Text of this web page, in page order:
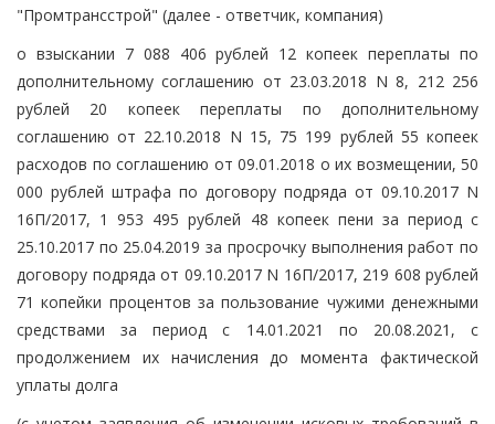
"Промтрансстрой" (далее - ответчик, компания)
о взыскании 7 088 406 рублей 12 копеек переплаты по
дополнительному соглашению от 23.03.2018 N 8, 212 256
рублей 20 копеек переплаты по дополнительному
соглашению от 22.10.2018 N 15, 75 199 рублей 55 копеек
расходов по соглашению от 09.01.2018 о их возмещении, 50
000 рублей штрафа по договору подряда от 09.10.2017 N
16П/2017, 1 953 495 рублей 48 копеек пени за период с
25.10.2017 по 25.04.2019 за просрочку выполнения работ по
договору подряда от 09.10.2017 N 16П/2017, 219 608 рублей
71 копейки процентов за пользование чужими денежными
средствами за период с 14.01.2021 по 20.08.2021, с
продолжением их начисления до момента фактической
уплаты долга